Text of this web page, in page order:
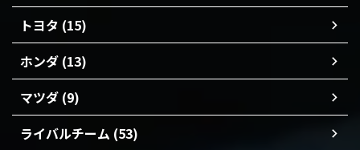
トヨタ (15)
ホンダ (13)
マツダ (9)
ライバルチーム (53)